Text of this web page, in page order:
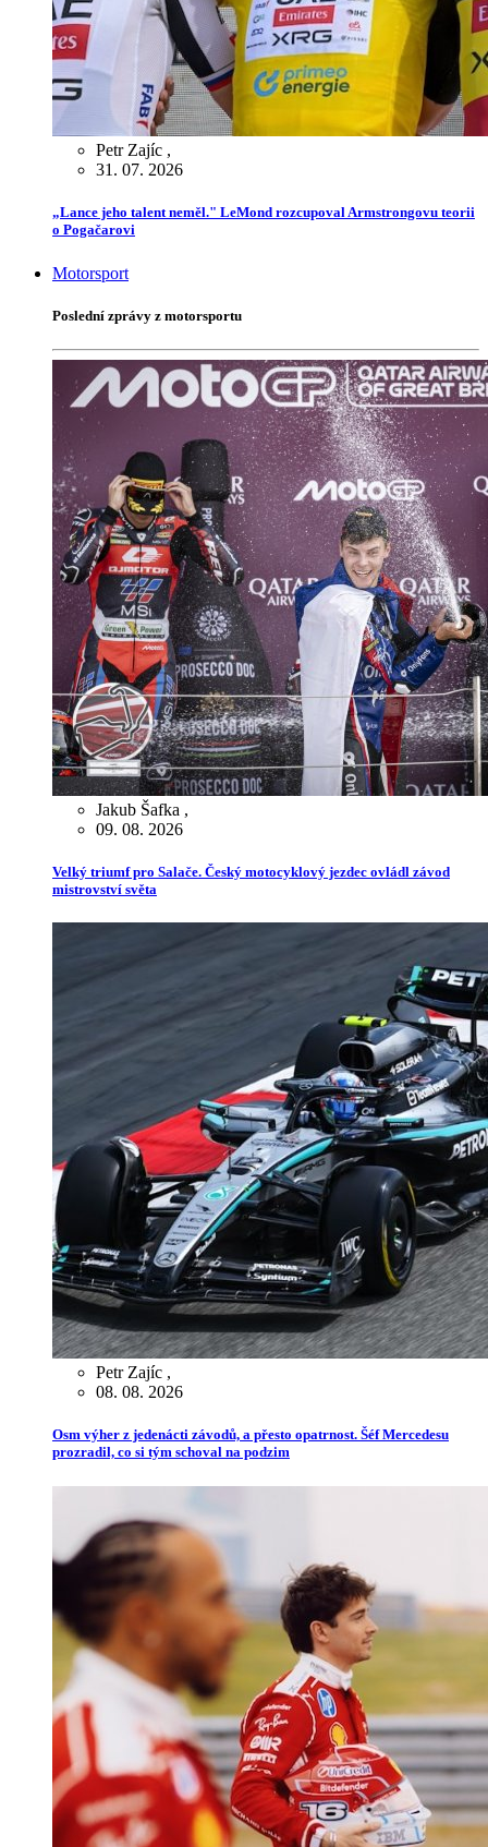
Petr Zajíc ,
31. 07. 2026
„Lance jeho talent neměl." LeMond rozcupoval Armstrongovu teorii
o Pogačarovi
Motorsport
Poslední zprávy z motorsportu
Jakub Šafka ,
09. 08. 2026
Velký triumf pro Salače. Český motocyklový jezdec ovládl závod
mistrovství světa
Petr Zajíc ,
08. 08. 2026
Osm výher z jedenácti závodů, a přesto opatrnost. Šéf Mercedesu
prozradil, co si tým schoval na podzim